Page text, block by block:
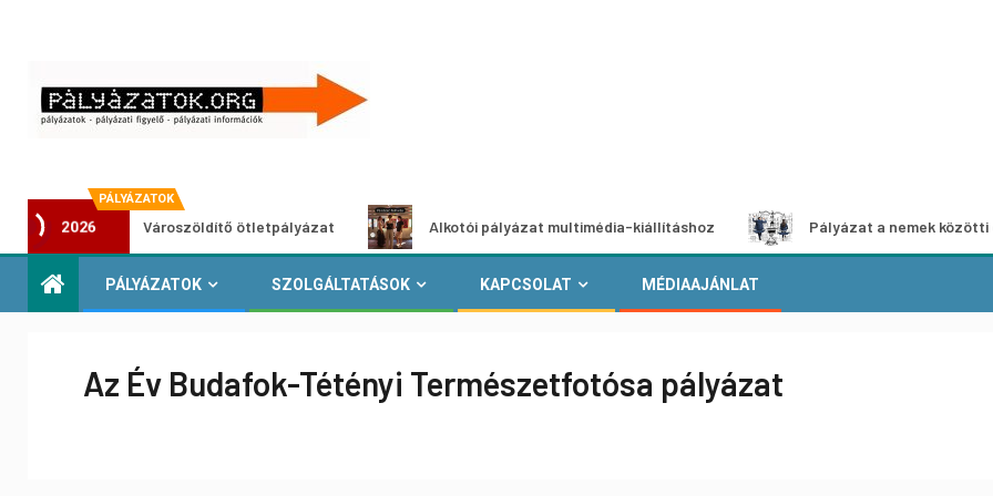
PÁLYÁZATOK
2026
Városzöldítő ötletpályázat Alkotói pályázat multimédia-kiállításhoz Pályázat a nemek közötti
PÁLYÁZATOK SZOLGÁLTATÁSOK KAPCSOLAT MÉDIAAJÁNLAT
Az Év Budafok-Tétényi Természetfotósa pályázat